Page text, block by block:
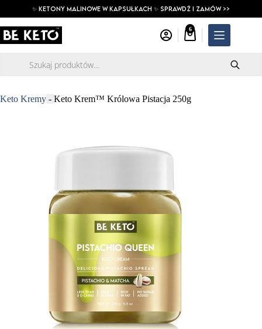
treści
✨ ketony malinowe w kapsułkach ✨ SPRAWDŹ I ZAMÓW >>
Koszyk
6
produktów
Keto Kremy - Keto Krem™ Królowa Pistacja 250g